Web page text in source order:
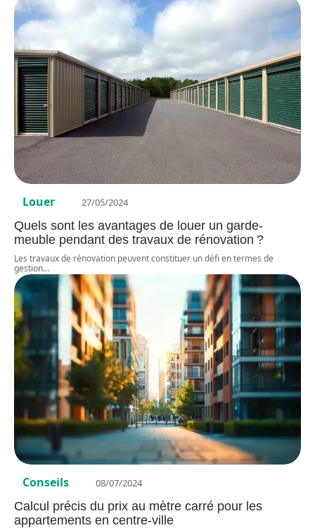
Louer 27/05/2024
Quels sont les avantages de louer un garde-
meuble pendant des travaux de rénovation ?
Les travaux de rénovation peuvent constituer un défi en termes de
gestion…
Conseils 08/07/2024
Calcul précis du prix au mètre carré pour les
appartements en centre-ville